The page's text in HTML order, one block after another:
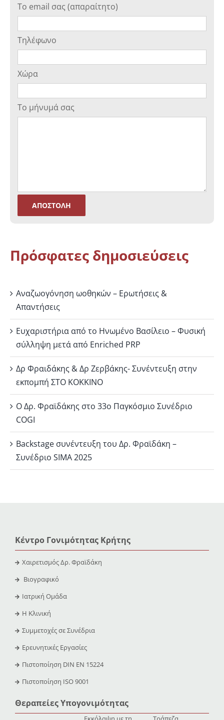
Το email σας (απαραίτητο)
Τηλέφωνο
Χώρα
Το μήνυμά σας
Πρόσφατες δημοσιεύσεις
Αναζωογόνηση ωοθηκών – Ερωτήσεις &
Απαντήσεις
Ευχαριστήρια από το Ηνωμένο Βασίλειο – Φυσική
σύλληψη μετά από Enriched PRP
Δρ Φραιδάκης & Δρ Ζερβάκης- Συνέντευξη στην
εκπομπή ΣΤΟ ΚΟΚΚΙΝΟ
Ο Δρ. Φραϊδάκης στο 33ο Παγκόσμιο Συνέδριο
COGI
Backstage συνέντευξη του Δρ. Φραϊδάκη –
Συνέδριο SIMA 2025
Κέντρο Γονιμότητας Κρήτης
Χαιρετισμός Δρ. Φραϊδάκη
Βιογραφικό
Ιατρική Ομάδα
Η Κλινική
Συμμετοχές σε Συνέδρια
Ερευνητικές Εργασίες
Πιστοποίηση DIN EN 15224
Πιστοποίηση ISO 9001
Θεραπείες Υπογονιμότητας